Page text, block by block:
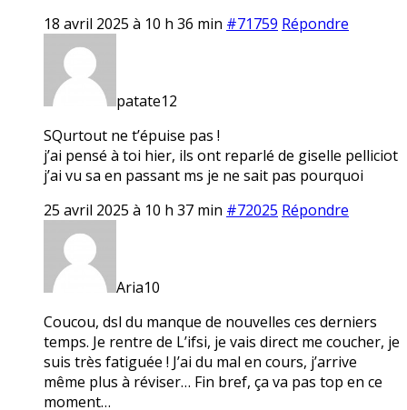
18 avril 2025 à 10 h 36 min #71759 Répondre
patate12
SQurtout ne t’épuise pas !
j’ai pensé à toi hier, ils ont reparlé de giselle pelliciot
j’ai vu sa en passant ms je ne sait pas pourquoi
25 avril 2025 à 10 h 37 min #72025 Répondre
Aria10
Coucou, dsl du manque de nouvelles ces derniers
temps. Je rentre de L’ifsi, je vais direct me coucher, je
suis très fatiguée ! J’ai du mal en cours, j’arrive
même plus à réviser… Fin bref, ça va pas top en ce
moment…